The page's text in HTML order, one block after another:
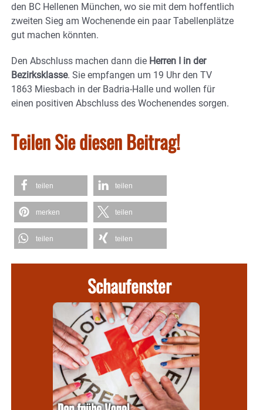
den BC Hellenen München, wo sie mit dem hoffentlich
zweiten Sieg am Wochenende ein paar Tabellenplätze
gut machen könnten.
Den Abschluss machen dann die Herren I in der
Bezirksklasse. Sie empfangen um 19 Uhr den TV
1863 Miesbach in der Badria-Halle und wollen für
einen positiven Abschluss des Wochenendes sorgen.
Teilen Sie diesen Beitrag!
teilen teilen
merken teilen
teilen teilen
Schaufenster